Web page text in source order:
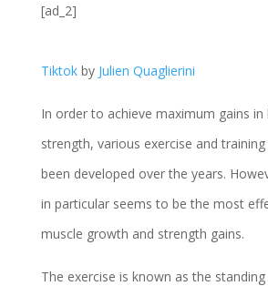
[ad_2]
Tiktok by Julien Quaglierini
In order to achieve maximum gains in
strength, various exercise and
been developed over the years.
in particular seems to be the most
muscle growth and strength gains.
The exercise is known as the